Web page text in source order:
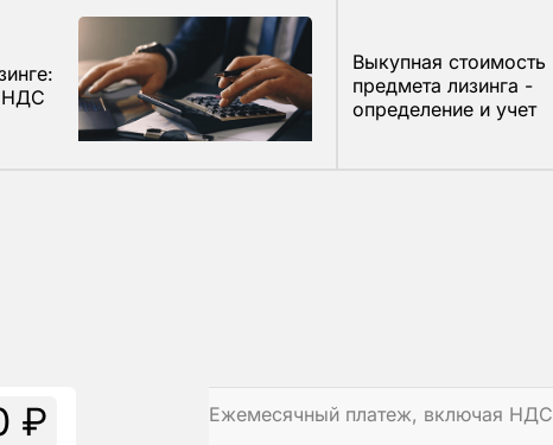
НДС
Выкупная стоимость
предмета лизинга -
определение и учет
Ежемесячный платеж, включая НДС